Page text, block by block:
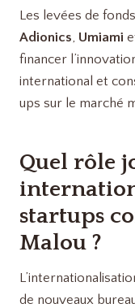
Les levées de
Adionics, Umiami
financer
international et
ups sur le marché
Quel rôle
startups
Malou ?
de nouveaux